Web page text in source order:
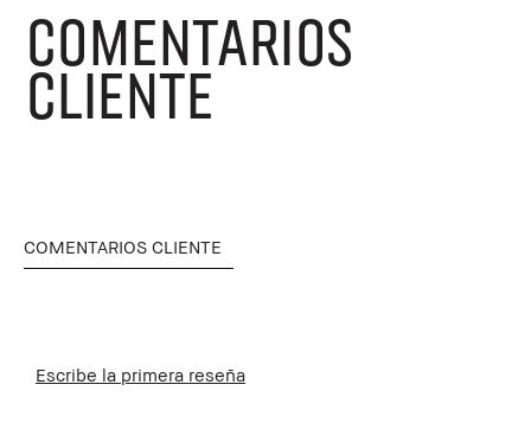
COMENTARIOS
CLIENTE
COMENTARIOS CLIENTE
Escribe la primera reseña